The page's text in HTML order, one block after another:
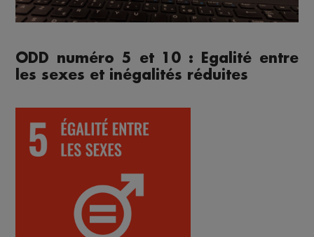
ODD numéro 5 et 10 : Egalité entre
les sexes et inégalités réduites